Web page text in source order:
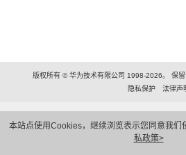
本站点使用Cookies，继续浏览表示您同意我们
私政策>
版权所有 © 华为技术有限公司 1998-2026。 保
隐私保护
法律声